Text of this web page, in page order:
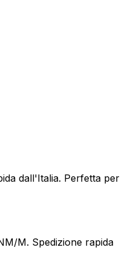
dall'Italia. Perfetta per
M. Spedizione rapida